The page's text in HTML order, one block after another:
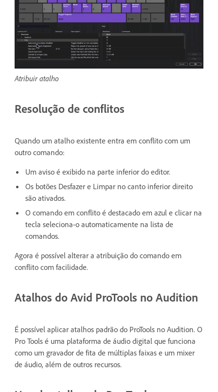
Atribuir atalho
Resolução de conflitos
Quando um atalho existente entra em conflito com um
outro comando:
Um aviso é exibido na parte inferior do editor.
Os botões Desfazer e Limpar no canto inferior direito
são ativados.
O comando em conflito é destacado em azul e clicar na
tecla seleciona-o automaticamente na lista de
comandos.
Agora é possível alterar a atribuição do comando em
conflito com facilidade.
Atalhos do Avid ProTools no Audition
É possível aplicar atalhos padrão do ProTools no Audition. O
Pro Tools é uma plataforma de áudio digital que funciona
como um gravador de fita de múltiplas faixas e um mixer
de áudio, além de outros recursos.